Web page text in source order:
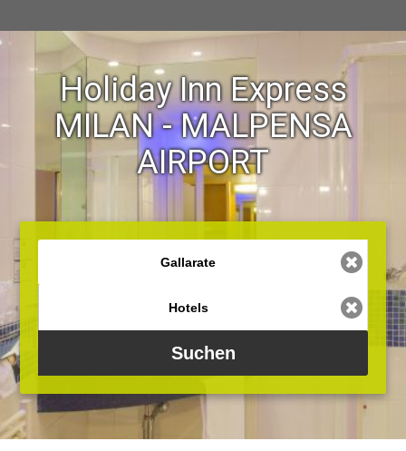
Holiday Inn Express
MILAN - MALPENSA
AIRPORT